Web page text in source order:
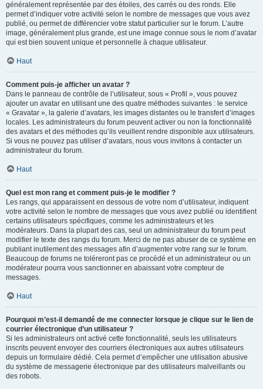
généralement représentée par des étoiles, des carrés ou des ronds. Elle
permet d’indiquer votre activité selon le nombre de messages que vous avez
publié, ou permet de différencier votre statut particulier sur le forum. L’autre
image, généralement plus grande, est une image connue sous le nom d’avatar
qui est bien souvent unique et personnelle à chaque utilisateur.
Haut
Comment puis-je afficher un avatar ?
Dans le panneau de contrôle de l’utilisateur, sous « Profil », vous pouvez
ajouter un avatar en utilisant une des quatre méthodes suivantes : le service
« Gravatar », la galerie d’avatars, les images distantes ou le transfert d’images
locales. Les administrateurs du forum peuvent activer ou non la fonctionnalité
des avatars et des méthodes qu’ils veuillent rendre disponible aux utilisateurs.
Si vous ne pouvez pas utiliser d’avatars, nous vous invitons à contacter un
administrateur du forum.
Haut
Quel est mon rang et comment puis-je le modifier ?
Les rangs, qui apparaissent en dessous de votre nom d’utilisateur, indiquent
votre activité selon le nombre de messages que vous avez publié ou identifient
certains utilisateurs spécifiques, comme les administrateurs et les
modérateurs. Dans la plupart des cas, seul un administrateur du forum peut
modifier le texte des rangs du forum. Merci de ne pas abuser de ce système en
publiant inutilement des messages afin d’augmenter votre rang sur le forum.
Beaucoup de forums ne toléreront pas ce procédé et un administrateur ou un
modérateur pourra vous sanctionner en abaissant votre compteur de
messages.
Haut
Pourquoi m’est-il demandé de me connecter lorsque je clique sur le lien de
courrier électronique d’un utilisateur ?
Si les administrateurs ont activé cette fonctionnalité, seuls les utilisateurs
inscrits peuvent envoyer des courriers électroniques aux autres utilisateurs
depuis un formulaire dédié. Cela permet d’empêcher une utilisation abusive
du système de messagerie électronique par des utilisateurs malveillants ou
des robots.